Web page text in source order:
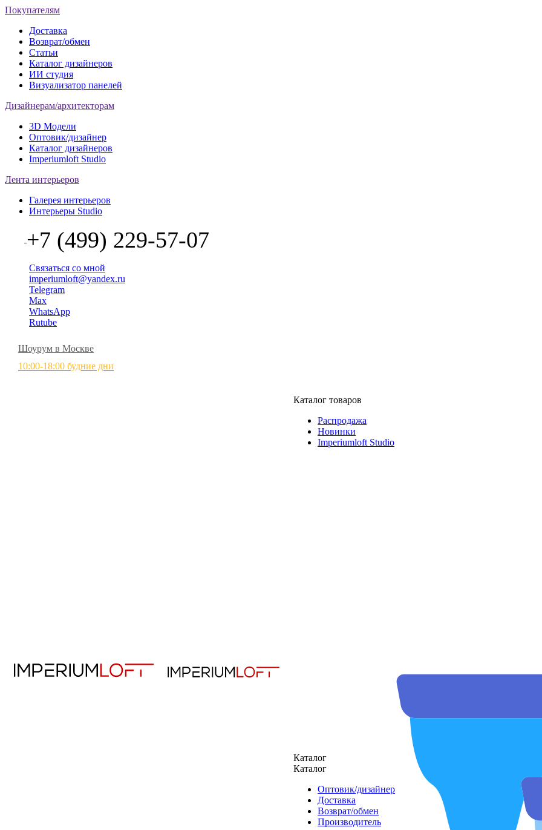
Покупателям
Доставка
Возврат/обмен
Статьи
Каталог дизайнеров
ИИ студия
Визуализатор панелей
Дизайнерам/архитекторам
3D Модели
Оптовик/дизайнер
Каталог дизайнеров
Imperiumloft Studio
Лента интерьеров
Галерея интерьеров
Интерьеры Studio
+7 (499) 229-57-07
Связаться со мной
imperiumloft@yandex.ru
Telegram
Max
WhatsApp
Rutube
Шоурум в Москве
10:00-18:00 будние дни
Каталог товаров
Распродажа
Новинки
Imperiumloft Studio
Каталог
Каталог
Оптовик/дизайнер
Доставка
Возврат/обмен
Производитель